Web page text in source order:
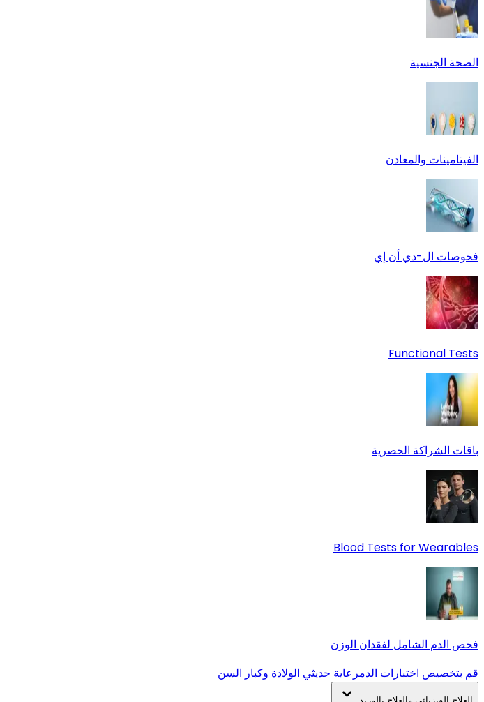
الصحة الجنسية
الفيتامينات والمعادن
فحوصات ال-دي أن إي
Functional Tests
باقات الشراكة الحصرية
Blood Tests for Wearables
فحص الدم الشامل لفقدان الوزن
قم بتخصيص اختبارات الدمرعاية حديثي الولادة وكبار السن